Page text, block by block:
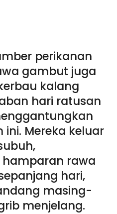
perikanan
gambut juga
kalang
hari ratusan
Mereka keluar
rawa
hari,
masing-
menjelang.